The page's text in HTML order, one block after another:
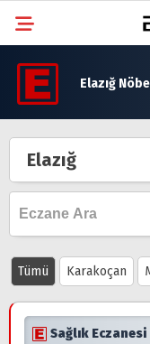
Elazığ
Elazığ
Tümü Karakoçan
Sağlık Eczanesi